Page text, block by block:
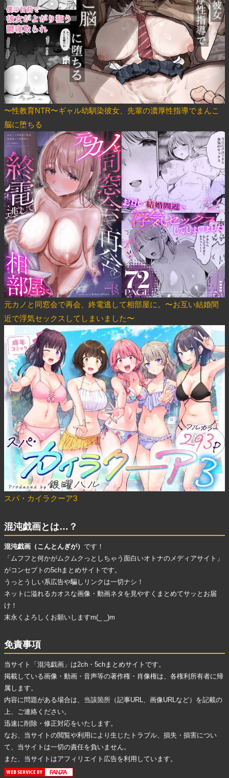
〜性教育NTR〜ギャル幼馴染彼女、先輩の濃厚性指導でまんこ
脳に堕ちる
元カノと同窓会で再会、終電逃して相部屋に。〜お互い結婚間
近で浮気セックスしてしまいました〜
スパ・カイラクーア3
混沌戯画とは…？
混沌戯画（こんとんぎが） です！
「ムフフと何かがムクムクっとしちゃう面白いオトナのメディアサイト」
がコンセプトの5chまとめサイトです。
うっとうしい系広告や騙しリンク は一切ナシ！
ネットに溢れるカオスな画像・動画ネタ を見やすくまとめてサッとお届
け！
末永くよろしくお願いしますm(_ _)m
免責事項
当サイト「混沌戯画」は2ch・5chまとめサイトです。
掲載している画像・動画・音声等の著作権・肖像権は、各権利所有者に帰
属します。
内容に問題がある場合は、当該箇所（記事URL、画像URLなど）を記載の
上、ご連絡ください。
迅速に削除・修正対応をいたします。
なお、当サイトの閲覧や利用により生じたトラブル、損失・損害につい
て、当サイトは一切の責任を負いません。
また、当サイトはアフィリエイト広告を利用しています。